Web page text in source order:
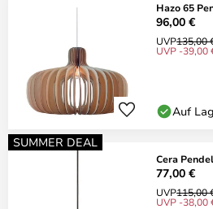
Hazo 65
96,00 €
UVP135,00
UVP -39,00
Auf
SUMMER DEAL
Cera
77,00 €
UVP115,00
UVP -38,00